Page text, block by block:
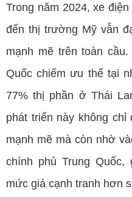
Trong năm 2024, xe
đến thị trường Mỹ vẫn
mạnh mẽ trên toàn
Quốc chiếm ưu thế tại
77% thị phần ở Thái
phát triển này không
mạnh mẽ mà còn nhờ
chính phủ Trung
mức giá cạnh tranh hơn